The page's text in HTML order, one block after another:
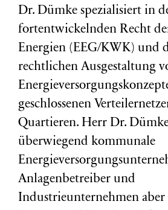
Dr. Dümke spezialisiert in
fortentwickelnden Recht
Energien (EEG/KWK) und
rechtlichen Ausgestaltung
geschlossenen
Quartieren. Herr Dr.
überwiegend kommunale
Anlagenbetreiber und
Industrieunternehmen aber